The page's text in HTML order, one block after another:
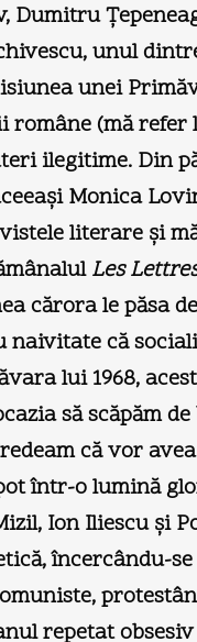
unul
unei
(mă
ilegitime. Din
Monica
literare şi
Les
cărora le
că
lui 1968,
să scăpăm
că vor
într-o lumină
Ion Iliescu şi
încercându-
repetat